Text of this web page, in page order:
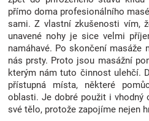
Značky
Blog
Hračkářství
přímo doma profesionálního
sami. Z vlastní zkušenosti vím,
unavené nohy je sice velmi
namáhavé. Po skončení masáže
nás prsty. Proto jsou masážní
kterým nám tuto činnost ulehčí.
přístupná místa, některé
oblasti. Je dobré použit i
své tělo, protože zapojíme nejen